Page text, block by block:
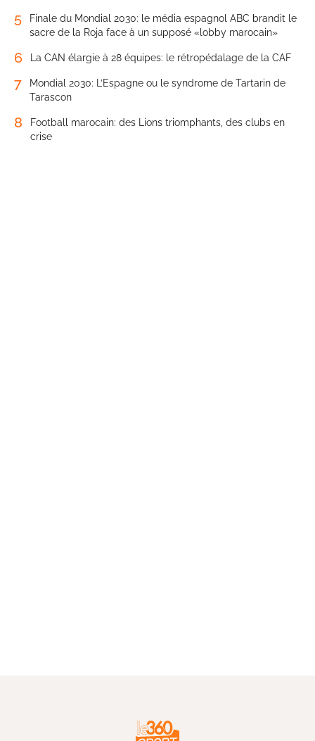
5
Finale du Mondial 2030: le média espagnol ABC brandit le
sacre de la Roja face à un supposé «lobby marocain»
6 La CAN élargie à 28 équipes: le rétropédalage de la CAF
7
Mondial 2030: L’Espagne ou le syndrome de Tartarin de
Tarascon
8
Football marocain: des Lions triomphants, des clubs en
crise